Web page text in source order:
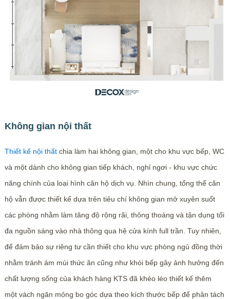
Không gian nội thất
Thiết kế nội thấtchia làm hai không gian, một cho khu vực bếp, WC
và một dành cho không gian tiếp khách, nghỉ ngơi - khu vực chức
năng chính của loại hình căn hộ dịch vụ. Nhìn chung, tổng thể căn
hộ vẫn được thiết kế dựa trên tiêu chí không gian mở xuyên suốt
các phòng nhằm làm tăng độ rộng rãi, thông thoáng và tận dụng tối
đa nguồn sáng vào nhà thông qua hệ cửa kính full trần. Tuy nhiên,
để đảm bảo sự riêng tư cần thiết cho khu vực phòng ngủ đồng thời
nhằm tránh ám mùi thức ăn cũng như khói bếp gây ảnh hưởng đến
chất lượng sống của khách hàng KTS đã khéo léo thiết kế thêm
một vách ngăn mỏng bo góc dựa theo kích thước bếp để phân tách